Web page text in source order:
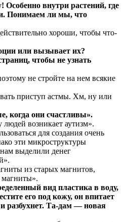
внутри растений, где
Понимаем ли мы, что
хороши, чтобы что-
или вызывает их?
чтобы не узнать
не стройте на нем всякие
приступ астмы. Хм, ну или
когда они счастливы».
людей возникает аутизм».
для создания очень
эти микроструктуры
выделили денег
из старых магнитов,
магниты».
вид пластика в воду,
его под кожу, он впитает
разбухнет. Та-дам — новая